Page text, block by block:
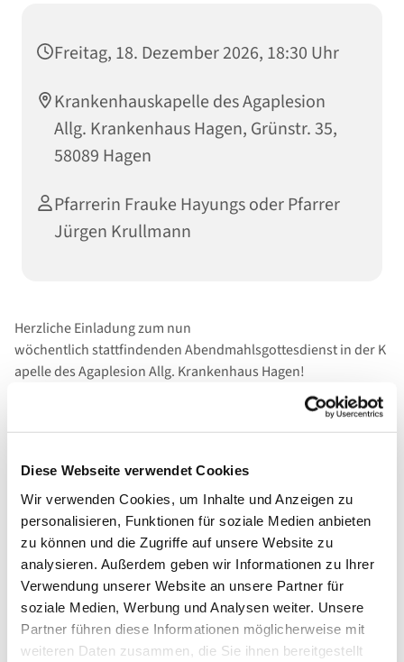
Diese Webseite verwendet Cookies
Wir verwenden Cookies, um Inhalte und Anzeigen zu
personalisieren, Funktionen für soziale Medien anbieten
zu können und die Zugriffe auf unsere Website zu
analysieren. Außerdem geben wir Informationen zu Ihrer
Verwendung unserer Website an unsere Partner für
soziale Medien, Werbung und Analysen weiter. Unsere
Partner führen diese Informationen möglicherweise mit
weiteren Daten zusammen, die Sie ihnen bereitgestellt
Freitag, 18. Dezember 2026, 18:30 Uhr
Krankenhauskapelle des Agaplesion
Allg. Krankenhaus Hagen, Grünstr. 35,
58089 Hagen
Pfarrerin Frauke Hayungs oder Pfarrer
Jürgen Krullmann
Herzliche Einladung zum nun
wöchentlich stattfindenden Abendmahlsgottesdienst in der K
apelle des Agaplesion Allg. Krankenhaus Hagen!